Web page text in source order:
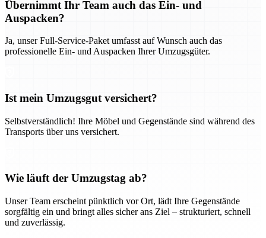
Übernimmt Ihr Team auch das Ein- und
Auspacken?
Ja, unser Full-Service-Paket umfasst auf Wunsch auch das
professionelle Ein- und Auspacken Ihrer Umzugsgüter.
Ist mein Umzugsgut versichert?
Selbstverständlich! Ihre Möbel und Gegenstände sind während des
Transports über uns versichert.
Wie läuft der Umzugstag ab?
Unser Team erscheint pünktlich vor Ort, lädt Ihre Gegenstände
sorgfältig ein und bringt alles sicher ans Ziel – strukturiert, schnell
und zuverlässig.